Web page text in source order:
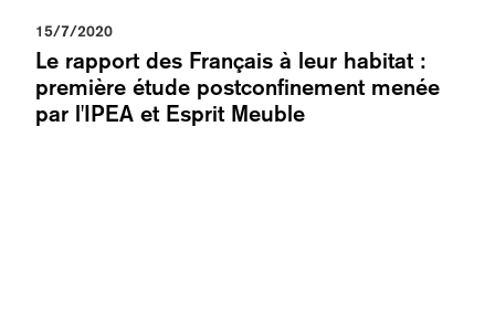
15/7/2020
Le rapport des Français à leur habitat :
première étude postconfinement menée
par l'IPEA et Esprit Meuble